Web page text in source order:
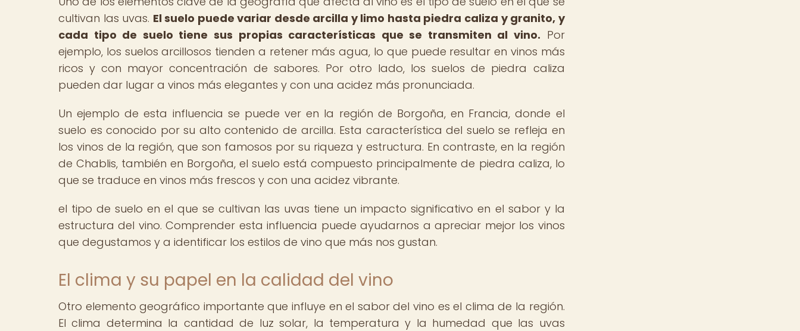
cultivan las uvas. El suelo puede variar desde arcilla y limo hasta piedra caliza y granito, y
cada tipo de suelo tiene sus propias características que se transmiten al vino. Por
ejemplo, los suelos arcillosos tienden a retener más agua, lo que puede resultar en vinos más
ricos y con mayor concentración de sabores. Por otro lado, los suelos de piedra caliza
pueden dar lugar a vinos más elegantes y con una acidez más pronunciada.
Un ejemplo de esta influencia se puede ver en la región de Borgoña, en Francia, donde el
suelo es conocido por su alto contenido de arcilla. Esta característica del suelo se refleja en
los vinos de la región, que son famosos por su riqueza y estructura. En contraste, en la región
de Chablis, también en Borgoña, el suelo está compuesto principalmente de piedra caliza, lo
que se traduce en vinos más frescos y con una acidez vibrante.
el tipo de suelo en el que se cultivan las uvas tiene un impacto significativo en el sabor y la
estructura del vino. Comprender esta influencia puede ayudarnos a apreciar mejor los vinos
que degustamos y a identificar los estilos de vino que más nos gustan.
El clima y su papel en la calidad del vino
Otro elemento geográfico importante que influye en el sabor del vino es el clima de la región.
El clima determina la cantidad de luz solar, la temperatura y la humedad que las uvas